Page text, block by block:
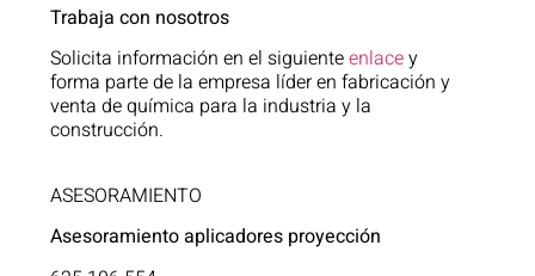
Trabaja con nosotros
Solicita información en el siguienteenlacey
forma parte de la empresa líder en fabricación y
venta de química para la industria y la
construcción.
ASESORAMIENTO
Asesoramiento aplicadores proyección